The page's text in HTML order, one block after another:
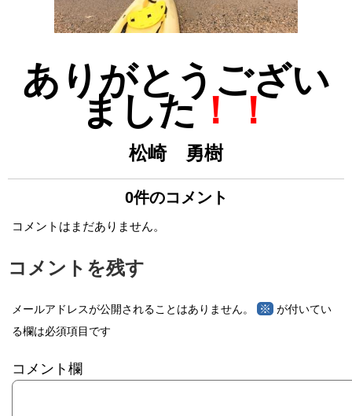
ありがとうござい
ました！！
松崎 勇樹
0件のコメント
コメントはまだありません。
コメントを残す
メールアドレスが公開されることはありません。 ※ が付いてい
る欄は必須項目です
コメント欄